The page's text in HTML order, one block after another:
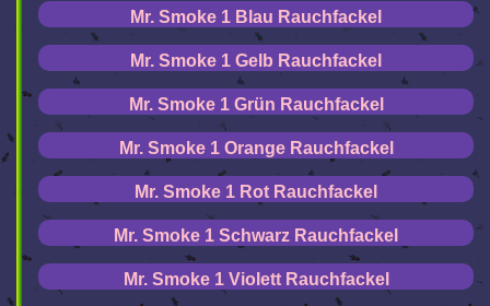
Mr. Smoke 1 Blau Rauchfackel
Mr. Smoke 1 Gelb Rauchfackel
Mr. Smoke 1 Grün Rauchfackel
Mr. Smoke 1 Orange Rauchfackel
Mr. Smoke 1 Rot Rauchfackel
Mr. Smoke 1 Schwarz Rauchfackel
Mr. Smoke 1 Violett Rauchfackel